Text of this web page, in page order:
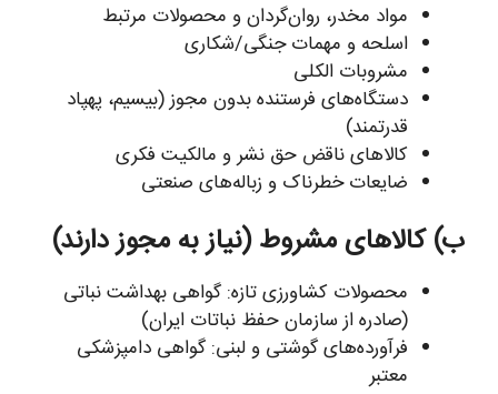
مواد مخدر، روان‌گردان و محصولات مرتبط
اسلحه و مهمات جنگی/شکاری
مشروبات الکلی
دستگاه‌های فرستنده بدون مجوز (بیسیم، پهپاد
قدرتمند)
کالاهای ناقض حق نشر و مالکیت فکری
ضایعات خطرناک و زباله‌های صنعتی
ب) کالاهای مشروط (نیاز به مجوز دارند)
محصولات کشاورزی تازه: گواهی بهداشت نباتی
(صادره از سازمان حفظ نباتات ایران)
فرآورده‌های گوشتی و لبنی: گواهی دامپزشکی
معتبر